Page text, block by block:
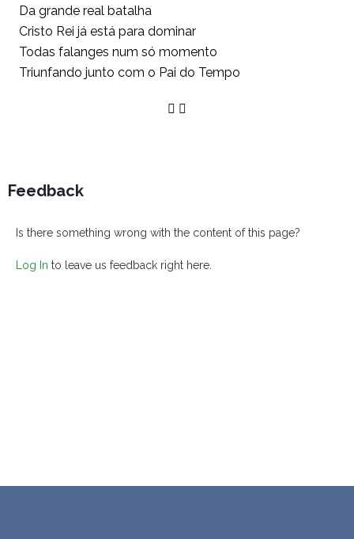
Da grande real batalha
Cristo Rei já está para dominar
Todas falanges num só momento
Triunfando junto com o Pai do Tempo
Feedback
Is there something wrong with the content of this page?
Log In to leave us feedback right here.